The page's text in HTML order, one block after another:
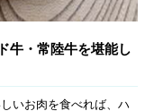
牛・常陸牛を堪能し
いお肉を食べれば、ハ